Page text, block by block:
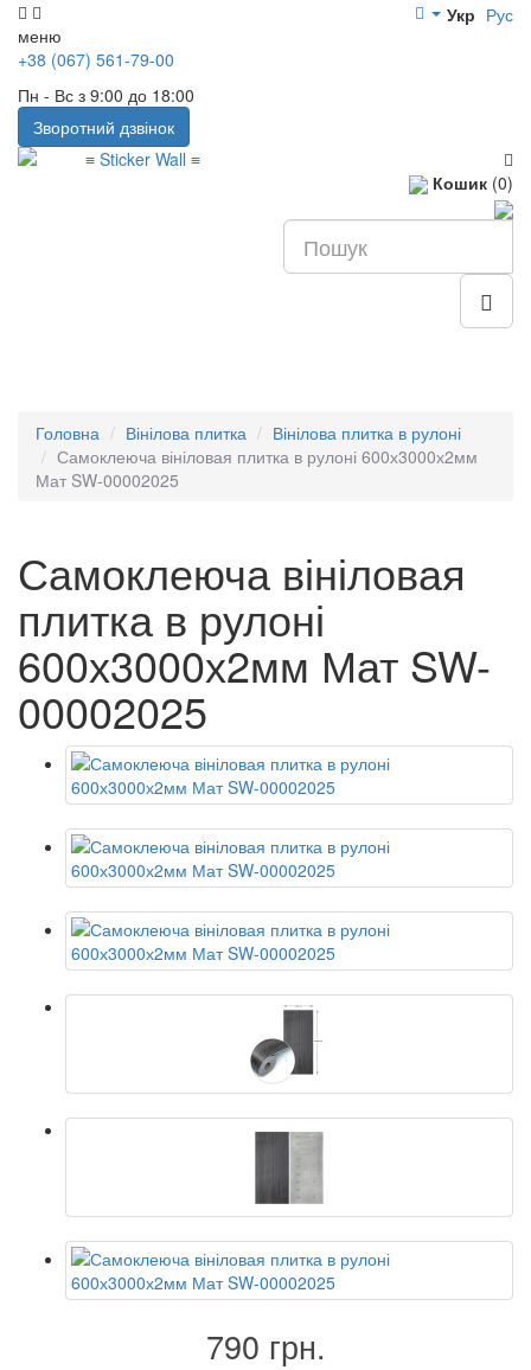
меню
Укр Рус
+38 (067) 561-79-00
Пн - Вс з 9:00 до 18:00
Зворотний дзвінок
Кошик (0)
Головна Вінілова плитка
Вінілова плитка в рулоні
Самоклеюча вініловая плитка в рулоні 600х3000х2мм
Мат SW-00002025
Самоклеюча вініловая
плитка в рулоні
600х3000х2мм Мат SW-
00002025
790 грн.